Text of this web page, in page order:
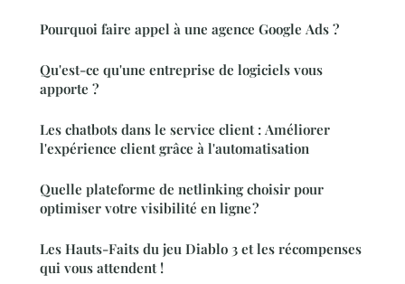
Pourquoi faire appel à une agence Google Ads ?
Qu'est-ce qu'une entreprise de logiciels vous
apporte ?
Les chatbots dans le service client : Améliorer
l'expérience client grâce à l'automatisation
Quelle plateforme de netlinking choisir pour
optimiser votre visibilité en ligne ?
Les Hauts-Faits du jeu Diablo 3 et les récompenses
qui vous attendent !